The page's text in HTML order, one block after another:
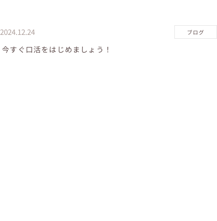
2024.12.24 ブログ
今すぐ口活をはじめましょう！